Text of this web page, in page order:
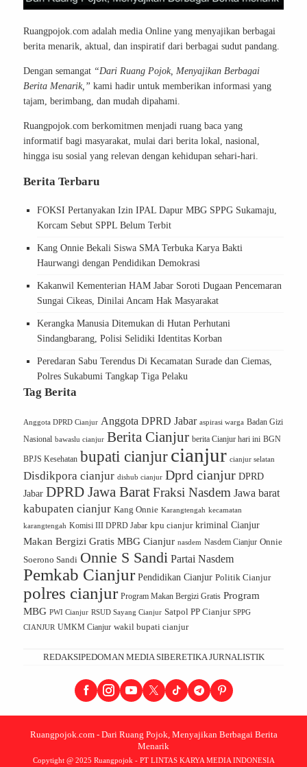
Ruangpojok.com adalah media Online yang menyajikan berbagai
berita menarik, aktual, dan inspiratif dari berbagai sudut pandang.
Dengan semangat “Dari Ruang Pojok, Menyajikan Berbagai
Berita Menarik,” kami hadir untuk memberikan informasi yang
tajam, berimbang, dan mudah dipahami.
Ruangpojok.com berkomitmen menjadi ruang baca yang
informatif bagi masyarakat, mulai dari berita lokal, nasional,
hingga isu sosial yang relevan dengan kehidupan sehari-hari.
Berita Terbaru
FOKSI Pertanyakan Izin IPAL Dapur MBG SPPG Sukamaju,
Korcam Sebut SPPL Belum Terbit
Kang Onnie Bekali Siswa SMA Terbuka Karya Bakti
Haurwangi dengan Pendidikan Demokrasi
Kakanwil Kementerian HAM Jabar Soroti Dugaan Pencemaran
Sungai Cikeas, Dinilai Ancam Hak Masyarakat
Kerangka Manusia Ditemukan di Hutan Perhutani
Sindangbarang, Polisi Selidiki Identitas Korban
Peredaran Sabu Terendus Di Kecamatan Surade dan Ciemas,
Polres Sukabumi Tangkap Tiga Pelaku
Tag Berita
Anggota DPRD Cianjur Anggota DPRD Jabar aspirasi warga Badan Gizi
Nasional bawaslu cianjur Berita Cianjur berita Cianjur hari ini BGN
BPJS Kesehatan bupati cianjur cianjur cianjur selatan
Disdikpora cianjur dishub cianjur Dprd cianjur DPRD
Jabar DPRD Jawa BaratFraksi Nasdem Jawa barat
kabupaten cianjur Kang Onnie Karangtengah kecamatan
karangtengah Komisi III DPRD Jabar kpu cianjur kriminal Cianjur
Makan Bergizi Gratis MBG Cianjur nasdem Nasdem Cianjur Onnie
Soerono Sandi Onnie S Sandi Partai Nasdem
Pemkab Cianjur Pendidikan Cianjur Politik Cianjur
polres cianjur Program Makan Bergizi Gratis Program
MBG PWI Cianjur RSUD Sayang Cianjur Satpol PP Cianjur SPPG
CIANJUR UMKM Cianjur wakil bupati cianjur
REDAKSIPEDOMAN MEDIA SIBERETIKA JURNALISTIK
Ruangpojok.com - Dari Ruang Pojok, Menyajikan Berbagai Berita
Menarik
Copytight @ 2025 Ruangpojok - PT LINTAS KARYA MEDIA INDONESIA